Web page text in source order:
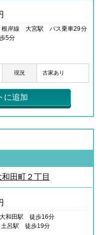
根岸線 大宮駅 バス乗車29分
5分
現況 古家あり
に追加
田町２丁目
和田駅 徒歩16分
呂駅 徒歩19分